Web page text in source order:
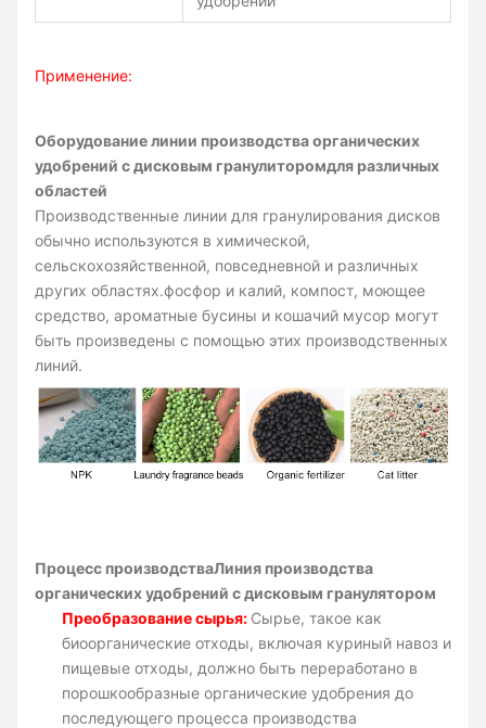
Применение:
Оборудование линии производства органических
удобрений с дисковым гранулиторомдля различных
областей
Производственные линии для гранулирования дисков
обычно используются в химической,
сельскохозяйственной, повседневной и различных
других областях.фосфор и калий, компост, моющее
средство, ароматные бусины и кошачий мусор могут
быть произведены с помощью этих производственных
линий.
Процесс производстваЛиния производства
органических удобрений с дисковым гранулятором
Преобразование сырья: Сырье, такое как
биоорганические отходы, включая куриный навоз и
пищевые отходы, должно быть переработано в
порошкообразные органические удобрения до
последующего процесса производства